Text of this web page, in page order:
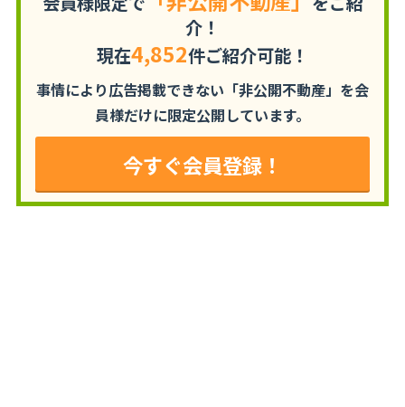
介！
現在4,852件ご紹介可能！
事情により広告掲載できない「非公開不動産」を会
員様だけに限定公開しています。
今すぐ会員登録！